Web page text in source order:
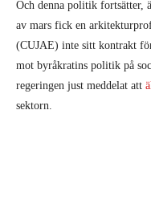
Och denna politik fortsätter,
av mars fick en
(CUJAE) inte sitt kontrakt
mot byråkratins politik på
regeringen just meddelat att
sektorn.